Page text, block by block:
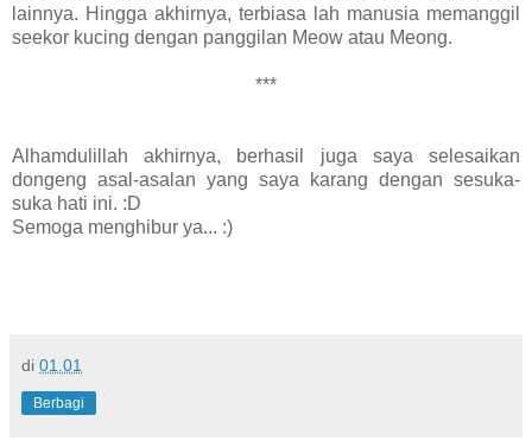
lainnya. Hingga akhirnya, terbiasa lah manusia memanggil
seekor kucing dengan panggilan Meow atau Meong.
***
Alhamdulillah akhirnya, berhasil juga saya selesaikan
dongeng asal-asalan yang saya karang dengan sesuka-
suka hati ini. :D
Semoga menghibur ya... :)
di 01.01
Berbagi